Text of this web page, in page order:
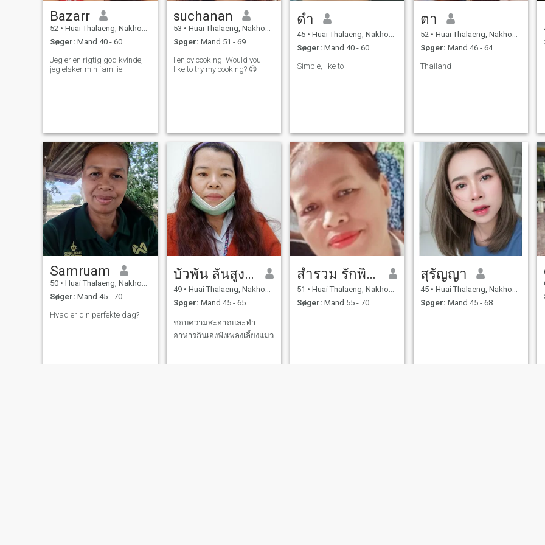
Bazarr
52 • Huai Thalaeng, Nakhon Ratchasima, Thailand
Søger: Mand 40 - 60
Jeg er en rigtig god kvinde,
jeg elsker min familie.
suchanan
53 • Huai Thalaeng, Nakhon Ratchasima, Thailand
Søger: Mand 51 - 69
I enjoy cooking. Would you
like to try my cooking? 😊
ดำ
45 • Huai Thalaeng, Nakhon Ratchasima, Thailand
Søger: Mand 40 - 60
Simple, like to
ตา
52 • Huai Thalaeng, Nakhon Ratchasima, Thailand
Søger: Mand 46 - 64
Thailand
Samruam
50 • Huai Thalaeng, Nakhon Ratchasima, Thailand
Søger: Mand 45 - 70
Hvad er din perfekte dag?
บัวพัน ลันสูงเนิน
49 • Huai Thalaeng, Nakhon Ratchasima, Thailand
Søger: Mand 45 - 65
ชอบความสะอาดและทำ
อาหารกินเองฟังเพลงเลี้ยงแมว
สำรวม รักพินิจ
51 • Huai Thalaeng, Nakhon Ratchasima, Thailand
Søger: Mand 55 - 70
สุรัญญา
45 • Huai Thalaeng, Nakhon Ratchasima, Thailand
Søger: Mand 45 - 68